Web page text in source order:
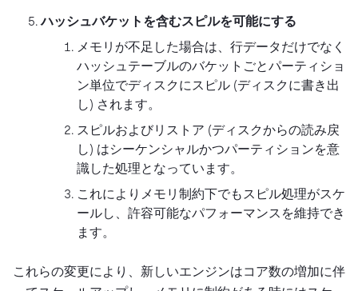
ハッシュバケットを含むスピルを可能にする
メモリが不足した場合は、行データだけでなく
ハッシュテーブルのバケットごとパーティショ
ン単位でディスクにスピル (ディスクに書き出
し) されます。
スピルおよびリストア (ディスクからの読み戻
し) はシーケンシャルかつパーティションを意
識した処理となっています。
これによりメモリ制約下でもスピル処理がスケ
ールし、許容可能なパフォーマンスを維持でき
ます。
これらの変更により、新しいエンジンはコア数の増加に伴